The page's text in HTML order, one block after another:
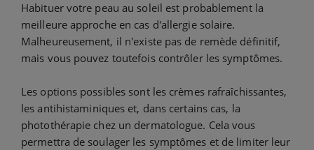
Habituer votre peau au soleil est probablement la
meilleure approche en cas d'allergie solaire.
Malheureusement, il n'existe pas de remède définitif,
mais vous pouvez toutefois contrôler les symptômes.
Les options possibles sont les crèmes rafraîchissantes,
les antihistaminiques et, dans certains cas, la
photothérapie chez un dermatologue. Cela vous
permettra de soulager les symptômes et de limiter leur